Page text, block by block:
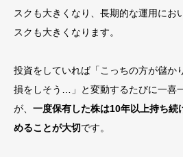
スクも大きくなり、長期的な運用にお
スクも大きくなります。
投資をしていれば「こっちの方が儲か
損をしそう…」と変動するたびに一喜
が、 一度保有した株は10年以上持ち続
めることが大切です。